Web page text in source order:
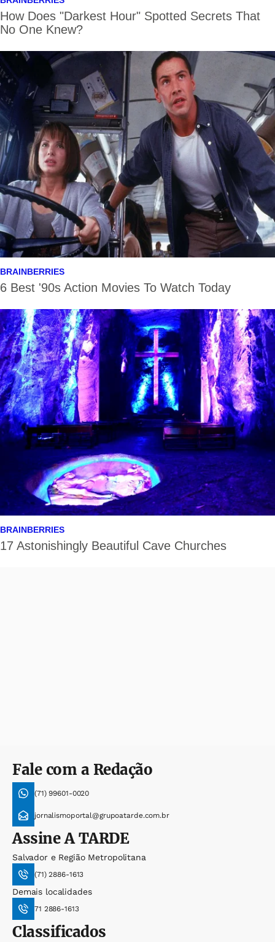
Fale com a Redação
(71) 99601-0020
jornalismoportal@grupoatarde.com.br
AssineA TARDE
Salvador e Região Metropolitana
(71) 2886-1613
Demais localidades
71 2886-1613
Classificados